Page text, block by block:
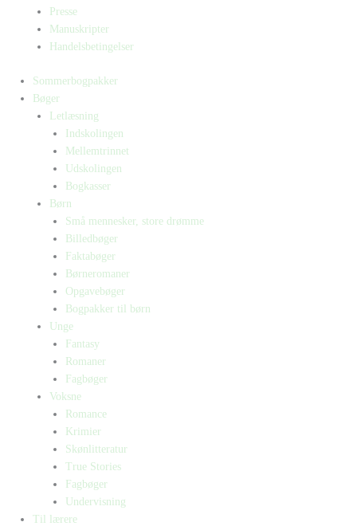
Presse
Manuskripter
Handelsbetingelser
Sommerbogpakker
Bøger
Letlæsning
Indskolingen
Mellemtrinnet
Udskolingen
Bogkasser
Børn
Små mennesker, store drømme
Billedbøger
Faktabøger
Børneromaner
Opgavebøger
Bogpakker til børn
Unge
Fantasy
Romaner
Fagbøger
Voksne
Romance
Krimier
Skønlitteratur
True Stories
Fagbøger
Undervisning
Til lærere